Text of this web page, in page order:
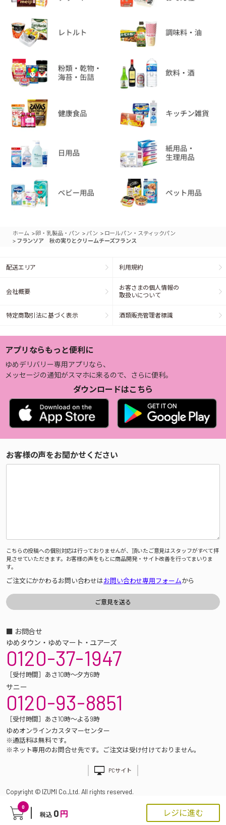
0
税込 0 円 レジに進む
ホーム >卵・乳製品・パン > パン > ロールパン・スティックパン
> フランソア 秋の実りとクリームチーズフランス
配送エリア 利用規約
会社概要
お客さまの個人情報の
取扱いについて
特定商取引法に基づく表示 酒類販売管理者標識
アプリならもっと便利に
ゆめデリバリー専用アプリなら、
メッセージの通知がスマホに来るので、さらに便利。
ダウンロードはこちら
お客様の声をお聞かせください
こちらの投稿への個別対応は行っておりませんが、頂いたご意見はスタッフがすべて拝
見させていただきます。お客様の声をもとに商品開発・サイト改善を行ってまいりま
す。
ご注文にかかわるお問い合わせはお問い合わせ専用フォームから
■ お問合せ
ゆめタウン・ゆめマート・ユアーズ
0120-37-1947
［受付時間］あさ10時～夕方6時
サニー
0120-93-8851
［受付時間］あさ10時～よる9時
ゆめオンラインカスタマーセンター
※通話料は無料です。
※ネット専用のお問合せ先です。ご注文は受け付けておりません。
PCサイト
Copyright © IZUMI Co.,Ltd. All rights reserved.